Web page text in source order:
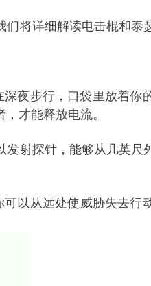
们将详细解读电击棍和泰
夜步行，口袋里放着你
才能释放电流。
射探针，能够从几英尺
以从远处使威胁失去行